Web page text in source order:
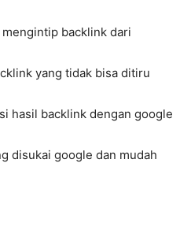
backlink dari
yang tidak bisa ditiru
hasil backlink dengan google
disukai google dan mudah